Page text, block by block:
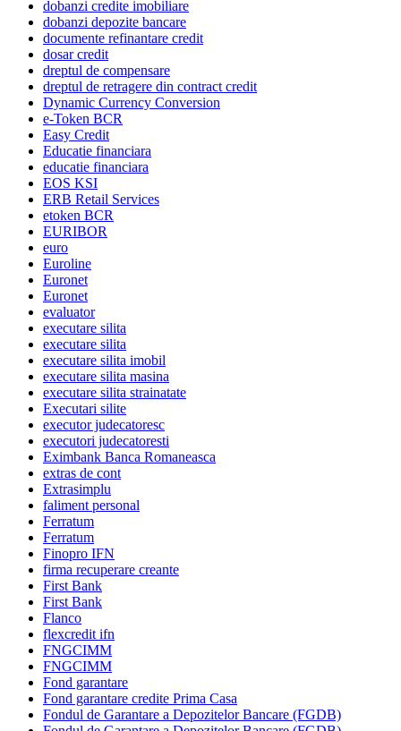
dobanzi credite imobiliare
dobanzi depozite bancare
documente refinantare credit
dosar credit
dreptul de compensare
dreptul de retragere din contract credit
Dynamic Currency Conversion
e-Token BCR
Easy Credit
Educatie financiara
educatie financiara
EOS KSI
ERB Retail Services
etoken BCR
EURIBOR
euro
Euroline
Euronet
Euronet
evaluator
executare silita
executare silita
executare silita imobil
executare silita masina
executare silita strainatate
Executari silite
executor judecatoresc
executori judecatoresti
Eximbank Banca Romaneasca
extras de cont
Extrasimplu
faliment personal
Ferratum
Ferratum
Finopro IFN
firma recuperare creante
First Bank
First Bank
Flanco
flexcredit ifn
FNGCIMM
FNGCIMM
Fond garantare
Fond garantare credite Prima Casa
Fondul de Garantare a Depozitelor Bancare (FGDB)